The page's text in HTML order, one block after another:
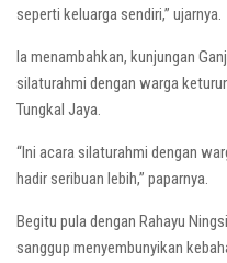
seperti keluarga sendiri,” ujarnya.
Ia menambahkan, kunjungan
silaturahmi dengan warga
Tungkal Jaya.
“Ini acara silaturahmi dengan
hadir seribuan lebih,” paparnya.
Begitu pula dengan Rahayu
sanggup menyembunyikan